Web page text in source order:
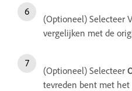
(Optioneel) Selecteer
vergelijken met de
(Optioneel) Selecteer
tevreden bent met